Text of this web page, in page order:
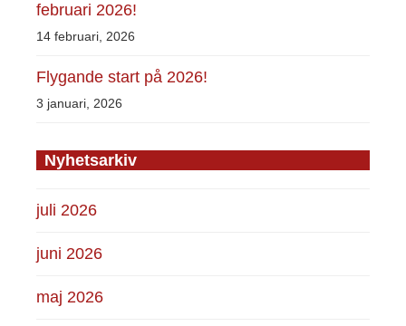
februari 2026!
14 februari, 2026
Flygande start på 2026!
3 januari, 2026
Nyhetsarkiv
juli 2026
juni 2026
maj 2026